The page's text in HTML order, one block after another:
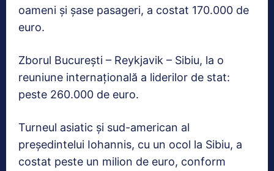
oameni și șase pasageri, a costat 170.000 de
euro.
Zborul București – Reykjavik – Sibiu, la o
reuniune internațională a liderilor de stat:
peste 260.000 de euro.
Turneul asiatic și sud-american al
președintelui Iohannis, cu un ocol la Sibiu, a
costat peste un milion de euro, conform